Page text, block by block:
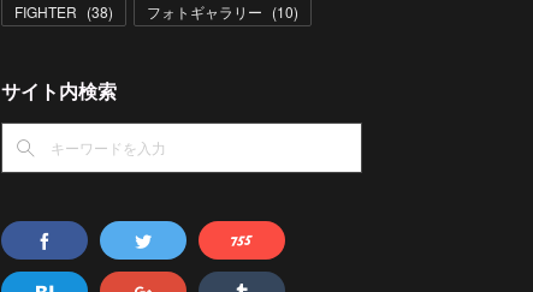
FIGHTER (38) フォトギャラリー (10)
サイト内検索